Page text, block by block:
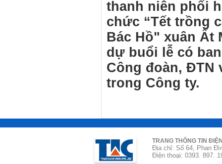
thanh niên phối
chức “Tết trồng
Bác Hồ" xuân Ất
dự buổi lễ có
Công đoàn, ĐTN
trong Công ty.
TRANG THÔNG TIN
Địa chỉ: Số 64, Phan
Điện thoại: 0393. 897.